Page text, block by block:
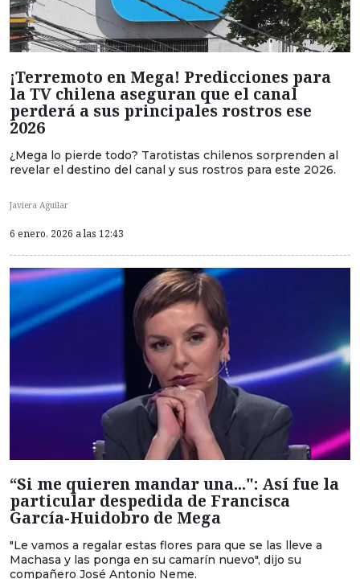
¡Terremoto en Mega! Predicciones para
la TV chilena aseguran que el canal
perderá a sus principales rostros ese
2026
¿Mega lo pierde todo? Tarotistas chilenos sorprenden al
revelar el destino del canal y sus rostros para este 2026.
Javiera Aguilar
6 enero, 2026 a las 12:43
“Si me quieren mandar una...": Así fue la
particular despedida de Francisca
García-Huidobro de Mega
"Le vamos a regalar estas flores para que se las lleve a
Machasa y las ponga en su camarín nuevo", dijo su
compañero José Antonio Neme.